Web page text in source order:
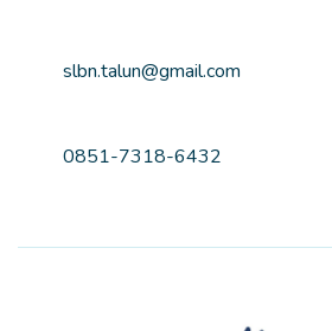
slbn.talun@gmail.com
0851-7318-6432